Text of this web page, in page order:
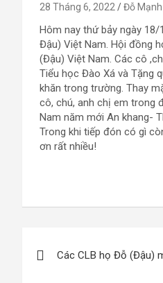
28 Tháng 6, 2022 Đỗ
Hôm nay thứ bảy ngày
Đậu) Việt Nam. Hội đồng
(Đậu) Việt Nam. Các cô
Tiểu học Đào Xá và Tặng
khăn trong trường. Thay
cô, chú, anh chị em trong
Nam năm mới An khang-
Trong khi tiếp đón có gì
ơn rất nhiều!
hướng
Các CLB họ Đỗ (Đậu)